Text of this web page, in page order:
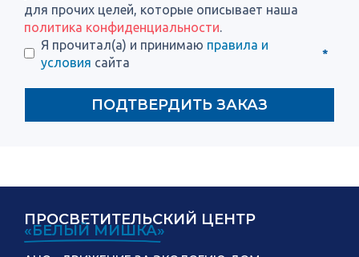
для прочих целей, которые описывает наша
политика конфиденциальности
Я прочитал(а) и принимаю правила и
условия сайта
*
ПОДТВЕРДИТЬ ЗАКАЗ
ПРОСВЕТИТЕЛЬСКИЙ ЦЕНТР
«БЕЛЫЙ МИШКА»